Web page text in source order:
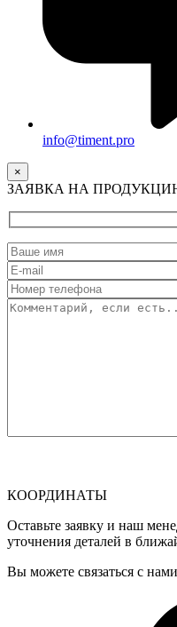
info@timent.pro
×
ЗАЯВКА НА
КООРДИНАТЫ
Оставьте заявку и наш
уточнения деталей в
Вы можете связаться с